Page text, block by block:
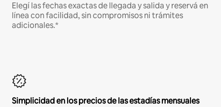
Elegí las fechas exactas de llegada y salida y reservá en
línea con facilidad, sin compromisos ni trámites
adicionales.*
Simplicidad en los precios de las estadías mensuales